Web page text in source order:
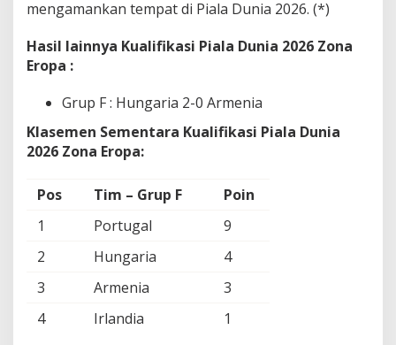
mengamankan tempat di Piala Dunia 2026. (*)
Hasil lainnya Kualifikasi Piala Dunia 2026 Zona
Eropa :
Grup F : Hungaria 2-0 Armenia
Klasemen Sementara Kualifikasi Piala Dunia
2026 Zona Eropa:
Pos Tim – Grup F
Poin
1
Portugal
9
2
Hungaria
4
3
Armenia
3
4
Irlandia 1